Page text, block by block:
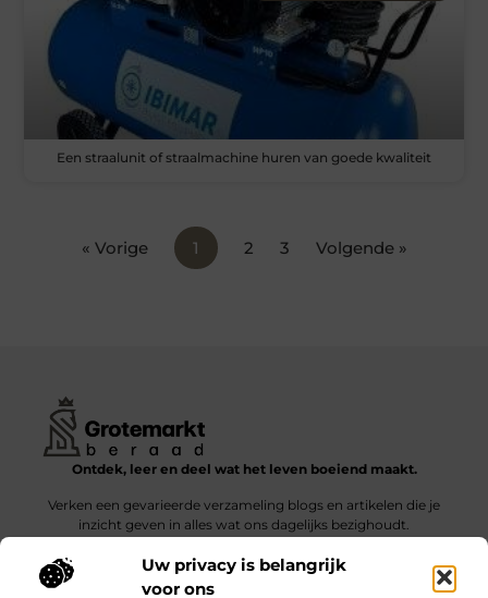
Uw privacy is belangrijk
voor ons
Een straalunit of straalmachine huren van goede kwaliteit
« Vorige 1 2 3 Volgende »
Ontdek, leer en deel wat het leven boeiend maakt.
Verken een gevarieerde verzameling blogs en artikelen die je
inzicht geven in alles wat ons dagelijks bezighoudt.
Bericht categorie